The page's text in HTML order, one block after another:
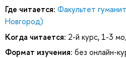
Где читается: Факультет
Новгород)
Когда читается: 2-й курс, 1-3
Формат изучения: без онлайн-